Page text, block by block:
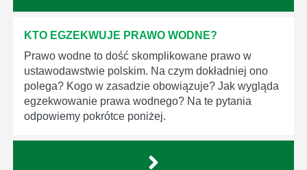
KTO EGZEKWUJE PRAWO WODNE?
Prawo wodne to dość skomplikowane prawo w
ustawodawstwie polskim. Na czym dokładniej ono
polega? Kogo w zasadzie obowiązuje? Jak wygląda
egzekwowanie prawa wodnego? Na te pytania
odpowiemy pokrótce poniżej.